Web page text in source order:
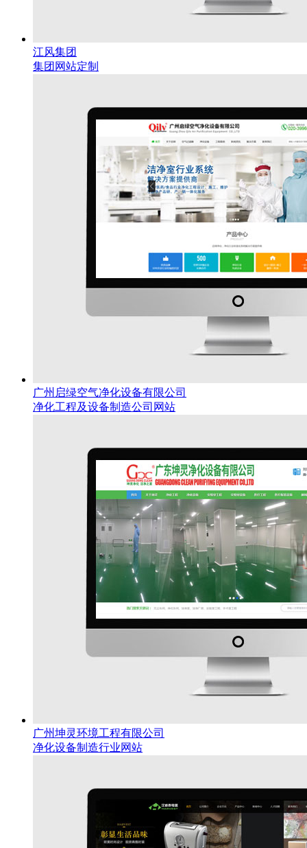
江风集团
集团网站定制
广州启绿空气净化设备有限公司
净化工程及设备制造公司网站
广州坤灵环境工程有限公司
净化设备制造行业网站